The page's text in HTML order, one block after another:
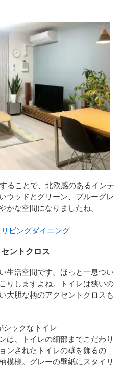
ることで、北欧感のあるインテ
ウッドとグリーン、ブルーグレ
かな空間になりましたね。
ビングダイニング
ントクロス
生活空間です。ほっと一息つい
りしますよね。トイレは狭いの
大胆な柄のアクセントクロスも
シックなトイレ
は、トイレの細部までこだわり
ンされたトイレの壁を飾るの
模様。グレーの壁紙にスタイリ